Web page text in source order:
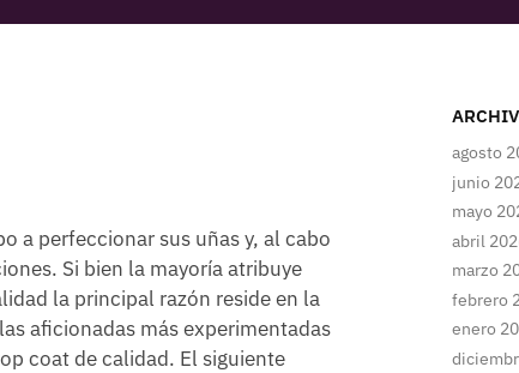
a perfeccionar sus uñas y, al cabo
Si bien la mayoría atribuye
la principal razón reside en la
aficionadas más experimentadas
coat de calidad. El siguiente
agosto
junio
mayo
abril
marzo
febrero
enero